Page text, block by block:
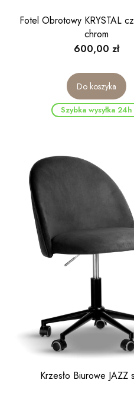
Fotel Obrotowy KRYSTAL
chrom
Cena
600,00 zł
Do koszyka
Szybka wysyłka 24h
Krzesło Biurowe JAZZ